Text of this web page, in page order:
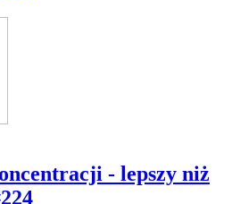
- lepszy niż